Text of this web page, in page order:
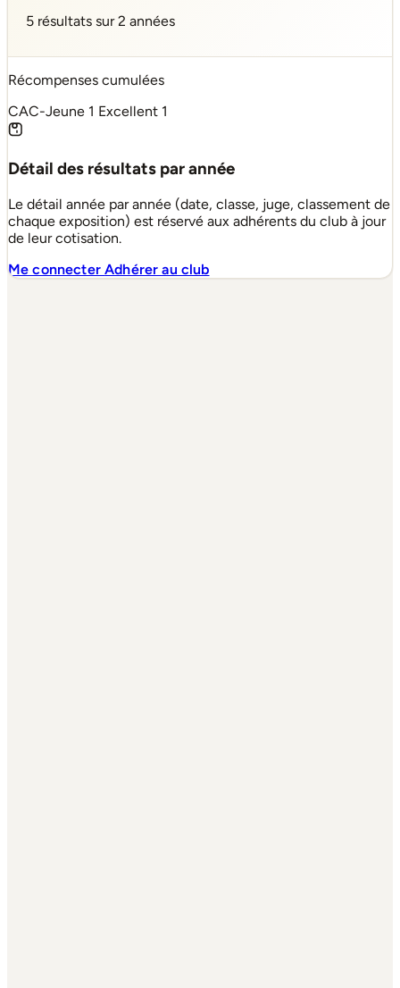
5 résultats sur 2 années
Récompenses cumulées
CAC-Jeune 1 Excellent 1
Détail des résultats par année
Le détail année par année (date, classe, juge, classement de
chaque exposition) est réservé aux adhérents du club à jour
de leur cotisation.
Me connecterAdhérer au club